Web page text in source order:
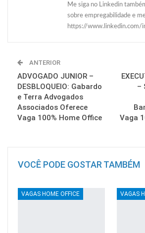
Me siga no Linkedin
sobre empregabilidade e
https://www.linkedin.com/
ANTERIOR
ADVOGADO JUNIOR –
DESBLOQUEIO: Gabardo
e Terra Advogados
Associados Oferece
Vaga 100% Home Office
–
Vaga
VOCÊ PODE GOSTAR TAMBÉM
VAGAS HOME OFFICE VAGAS